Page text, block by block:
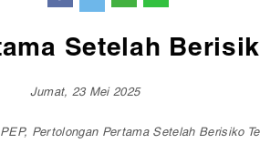
Setelah
Jumat, 23 Mei 2025
PEP, Pertolongan Pertama Setelah Berisiko